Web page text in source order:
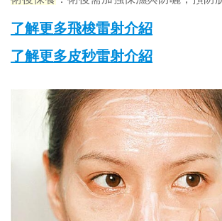
了解更多飛梭雷射介紹
了解更多皮秒雷射介紹